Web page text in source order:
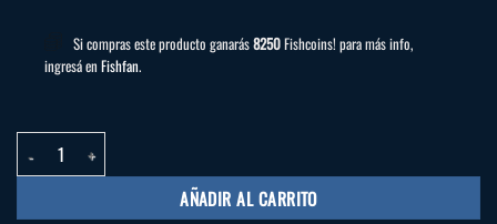
Si compras este producto ganarás8250Fishcoins! para más info,
ingresá en Fishfan.
Esterilla Sudare Bambú 24x24 cantidad
AÑADIR AL CARRITO